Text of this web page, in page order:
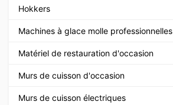
Hokkers
Machines à glace molle professionnelles
Matériel de restauration d'occasion
Murs de cuisson d'occasion
Murs de cuisson électriques